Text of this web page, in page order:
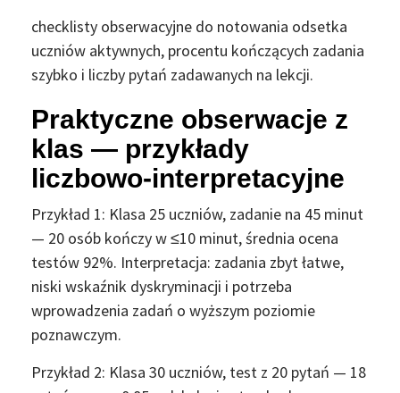
checklisty obserwacyjne do notowania odsetka
uczniów aktywnych, procentu kończących zadania
szybko i liczby pytań zadawanych na lekcji.
Praktyczne obserwacje z
klas — przykłady
liczbowo-interpretacyjne
Przykład 1: Klasa 25 uczniów, zadanie na 45 minut
— 20 osób kończy w ≤10 minut, średnia ocena
testów 92%. Interpretacja: zadania zbyt łatwe,
niski wskaźnik dyskryminacji i potrzeba
wprowadzenia zadań o wyższym poziomie
poznawczym.
Przykład 2: Klasa 30 uczniów, test z 20 pytań — 18